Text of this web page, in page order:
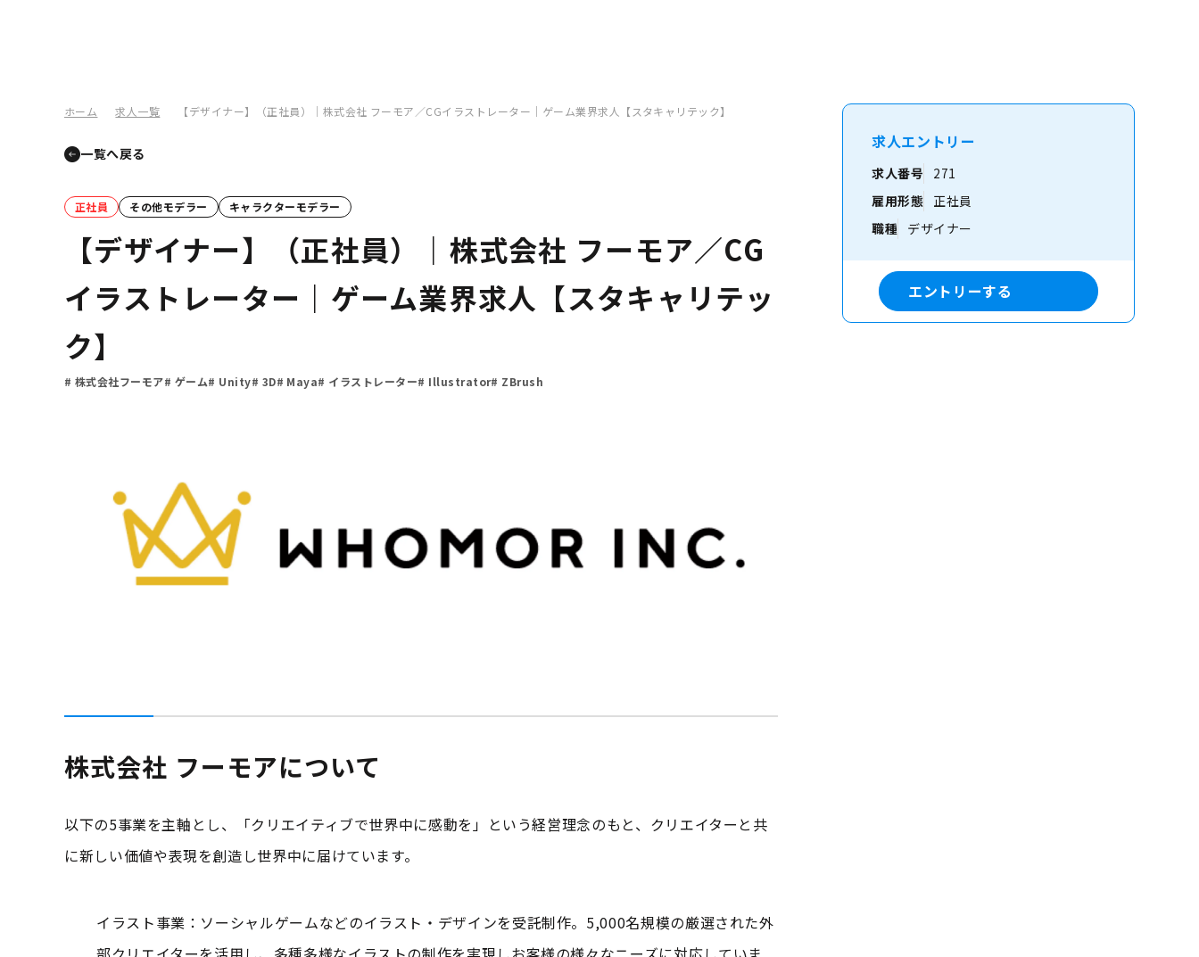
ホーム 求人一覧 【デザイナー】（正社員）｜株式会社 フーモア／CGイラストレーター｜ゲーム業界求人【スタキャリテック】
一覧へ戻る
正社員 その他モデラー キャラクターモデラー
【デザイナー】（正社員）｜株式会社 フーモア／CG
イラストレーター｜ゲーム業界求人【スタキャリテッ
ク】
株式会社フーモア ゲーム Unity 3D Maya イラストレーター Illustrator ZBrush
株式会社 フーモアについて
以下の5事業を主軸とし、「クリエイティブで世界中に感動を」という経営理念のもと、クリエイターと共
に新しい価値や表現を創造し世界中に届けています。
イラスト事業：ソーシャルゲームなどのイラスト・デザインを受託制作。5,000名規模の厳選された外
求人エントリー
求人番号
271
雇用形態 正社員
職種
デザイナー
エントリーする